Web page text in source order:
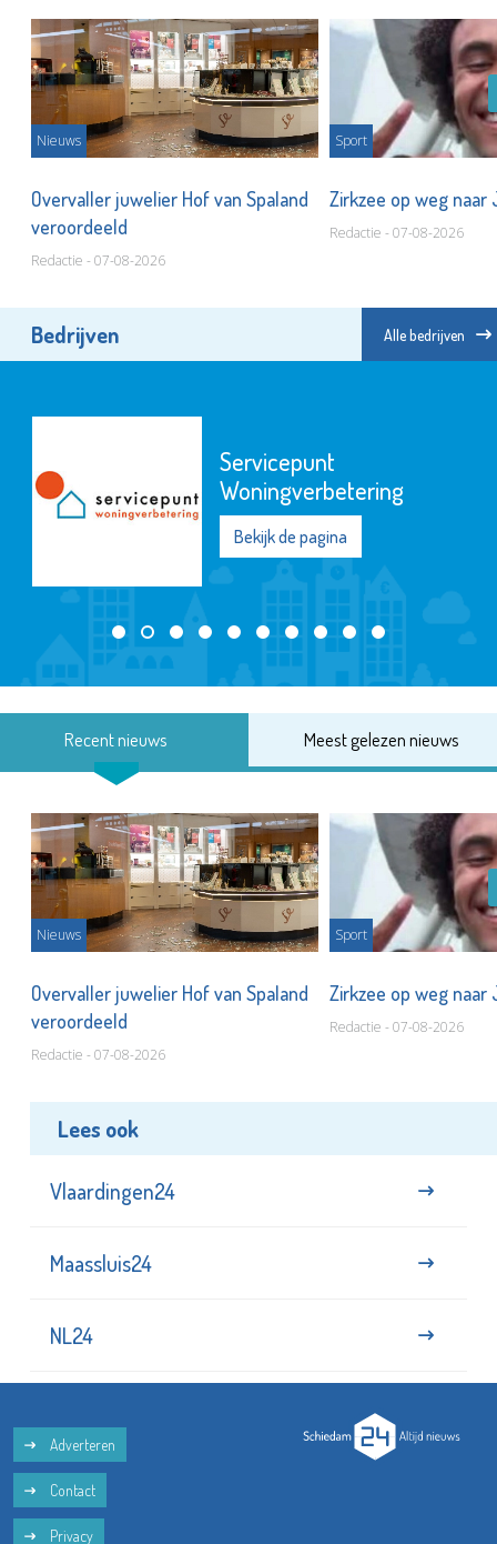
Nieuws
Overvaller juwelier Hof van Spaland
veroordeeld
Redactie - 07-08-2026
Sport
Zirkzee op weg
Redactie - 07-08-2026
Bedrijven Alle bedrijven
Servicepunt
Woningverbetering
Bekijk de pagina
Recent nieuws Meest gelezen nieuws
Nieuws
Overvaller juwelier Hof van Spaland
veroordeeld
Redactie - 07-08-2026
Sport
Zirkzee op weg
Redactie - 07-08-2026
Lees ook
Vlaardingen24
Maassluis24
NL24
Adverteren
Contact
Privacy